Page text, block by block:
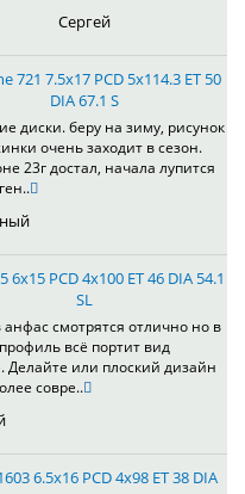
Сергей
721 7.5x17 PCD 5x114.3 ET 50
DIA 67.1 S
диски. беру на зиму, рисунок
очень заходит в сезон.
23г достал, начала лупится
6x15 PCD 4x100 ET 46 DIA 54.1
SL
анфас смотрятся отлично но в
профиль всё портит вид
Делайте или плоский дизайн
совре..
6.5x16 PCD 4x98 ET 38 DIA